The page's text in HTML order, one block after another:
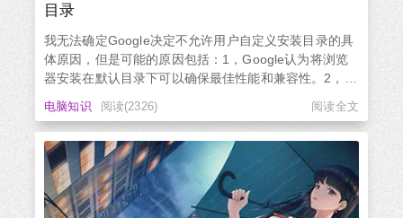
目录
我无法确定Google决定不允许用户自定义安装目录的具
体原因，但是可能的原因包括：1，Google认为将浏览
器安装在默认目录下可以确保最佳性能和兼容性。2，
地更改其安装位置。3，Google的安全策略可能会阻止
用户将浏览器安装到某些目录中。4，Google认为允许
用户自定义安装目...
电脑知识 阅读(2326) 阅读全文